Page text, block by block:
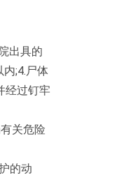
出具的
;4.尸体
经过钉牢
关危险
的动